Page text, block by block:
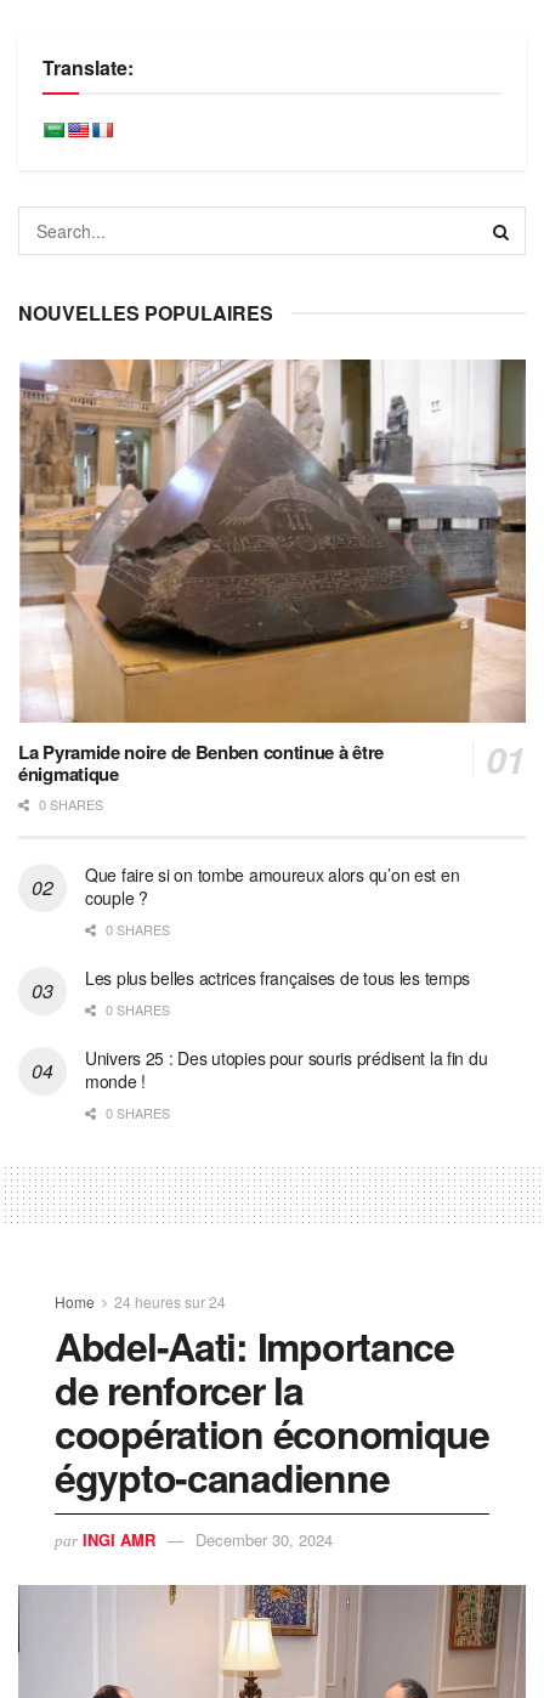
Translate:
NOUVELLES POPULAIRES
La Pyramide noire de Benben continue à être
énigmatique
0 SHARES
Que faire si on tombe amoureux alors qu’on est en
couple ?
0 SHARES
Les plus belles actrices françaises de tous les temps
0 SHARES
Univers 25 : Des utopies pour souris prédisent la fin du
monde !
0 SHARES
Home 24 heures sur 24
Abdel-Aati: Importance
de renforcer la
coopération économique
égypto-canadienne
par INGI AMR December 30, 2024